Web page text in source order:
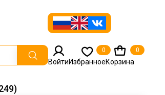
ВойтиИзбранное
0
Корзина
0